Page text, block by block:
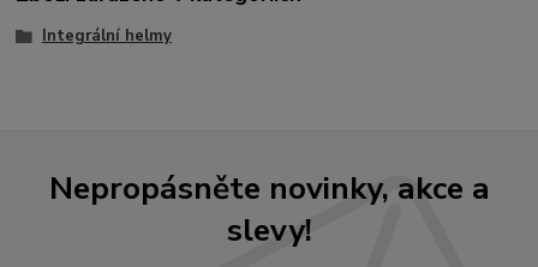
Integrální helmy
Nepropásněte novinky, akce a
slevy!